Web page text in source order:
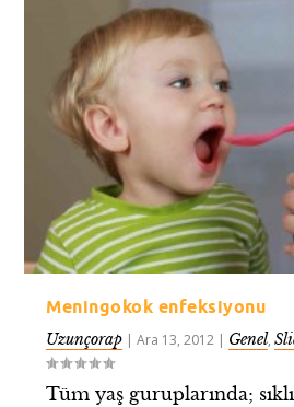
Meningokok enfeksiyonu
Uzunçorap |Ara 13, 2012 | Genel,
Tüm yaş guruplarında;